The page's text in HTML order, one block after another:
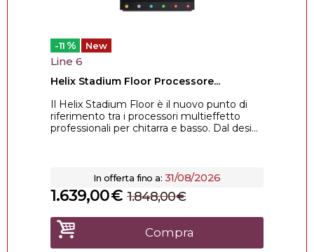
-11 % New
Line 6
Helix Stadium Floor Processore...
Il Helix Stadium Floor è il nuovo punto di
riferimento tra i processori multieffetto
professionali per chitarra e basso. Dal desi...
In offerta fino a: 31/08/2026
€
1.639,00 €
1.848,00
Compra